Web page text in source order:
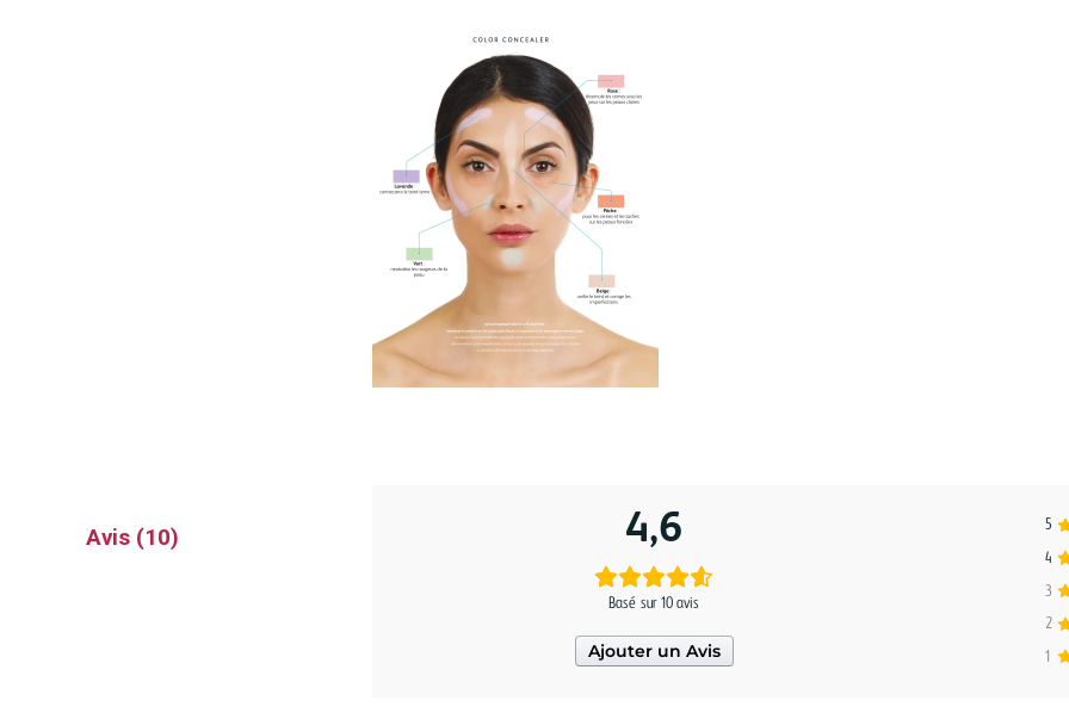
Avis (10) 4,6
Basé sur 10 avis
Ajouter un Avis
5
4
3
2
1